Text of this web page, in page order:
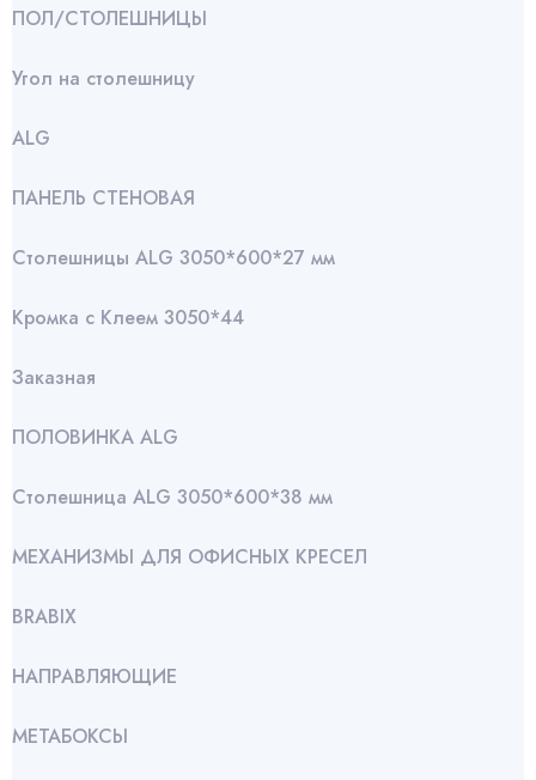
ПОЛ/СТОЛЕШНИЦЫ
Угол на столешницу
АLG
ПАНЕЛЬ СТЕНОВАЯ
Столешницы ALG 3050*600*27 мм
Кромка с Клеем 3050*44
Заказная
ПОЛОВИНКА ALG
Столешница ALG 3050*600*38 мм
МЕХАНИЗМЫ ДЛЯ ОФИСНЫХ КРЕСЕЛ
BRABIX
НАПРАВЛЯЮЩИЕ
МЕТАБОКСЫ